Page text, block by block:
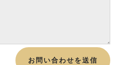
お問い合わせを送信